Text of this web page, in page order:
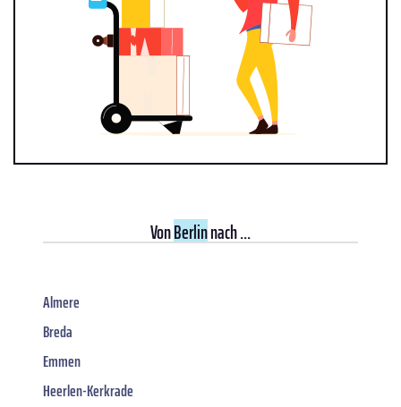
VonBerlinnach ...
Almere
Breda
Emmen
Heerlen-Kerkrade